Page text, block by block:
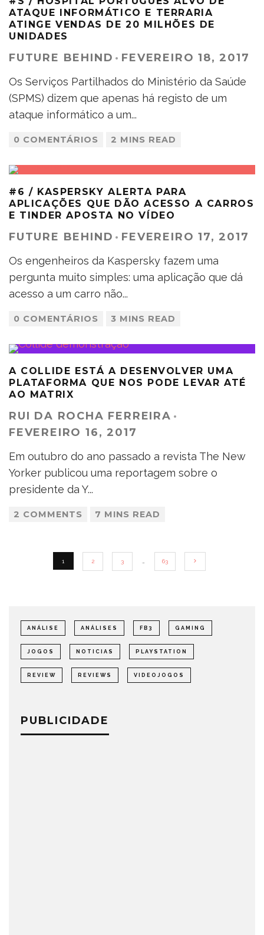
ATAQUE INFORMÁTICO E TERRARIA
ATINGE VENDAS DE 20 MILHÕES DE
UNIDADES
FUTURE BEHIND · FEVEREIRO 18, 2017
Os Serviços Partilhados do Ministério da Saúde
(SPMS) dizem que apenas há registo de um
ataque informático a um...
0 COMENTÁRIOS 2 MINS READ
#6 / KASPERSKY ALERTA PARA
APLICAÇÕES QUE DÃO ACESSO A CARROS
E TINDER APOSTA NO VÍDEO
FUTURE BEHIND · FEVEREIRO 17, 2017
Os engenheiros da Kaspersky fazem uma
pergunta muito simples: uma aplicação que dá
acesso a um carro não...
0 COMENTÁRIOS 3 MINS READ
A COLLIDE ESTÁ A DESENVOLVER UMA
PLATAFORMA QUE NOS PODE LEVAR ATÉ
AO MATRIX
RUI DA ROCHA FERREIRA ·
FEVEREIRO 16, 2017
Em outubro do ano passado a revista The New
Yorker publicou uma reportagem sobre o
presidente da Y...
2 COMMENTS 7 MINS READ
1 2 3 63
ANÁLISE ANÁLISES FB3 GAMING
JOGOS NOTICIAS PLAYSTATION
REVIEW REVIEWS VIDEOJOGOS
PUBLICIDADE